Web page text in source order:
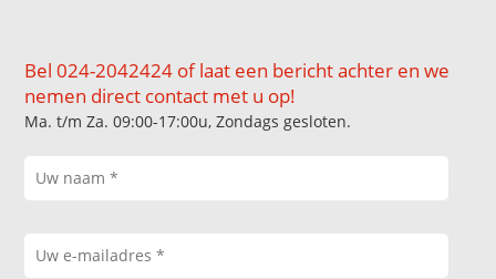
Bel 024-2042424 of laat een bericht achter en we
nemen direct contact met u op!
Ma. t/m Za. 09:00-17:00u, Zondags gesloten.